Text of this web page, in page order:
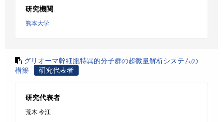
研究機関
熊本大学
グリオーマ幹細胞特異的分子群の超微量解析システムの
構築
研究代表者
研究代表者
荒木 令江